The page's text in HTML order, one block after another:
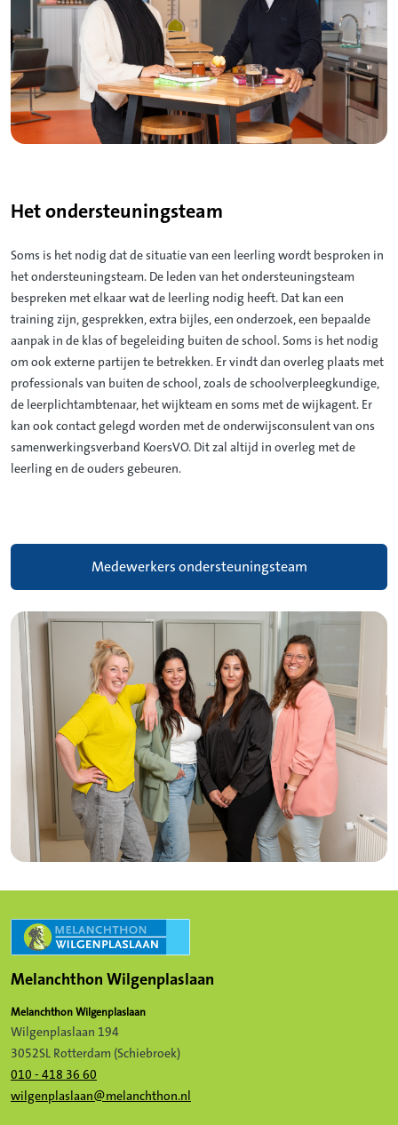
Het ondersteuningsteam
Soms is het nodig dat de situatie van een leerling wordt besproken in
het ondersteuningsteam. De leden van het ondersteuningsteam
bespreken met elkaar wat de leerling nodig heeft. Dat kan een
training zijn, gesprekken, extra bijles, een onderzoek, een bepaalde
aanpak in de klas of begeleiding buiten de school. Soms is het nodig
om ook externe partijen te betrekken. Er vindt dan overleg plaats met
professionals van buiten de school, zoals de schoolverpleegkundige,
de leerplichtambtenaar, het wijkteam en soms met de wijkagent. Er
kan ook contact gelegd worden met de onderwijsconsulent van ons
samenwerkingsverband KoersVO. Dit zal altijd in overleg met de
leerling en de ouders gebeuren.
Medewerkers ondersteuningsteam
Melanchthon Wilgenplaslaan
Melanchthon Wilgenplaslaan
Wilgenplaslaan 194
3052SL Rotterdam (Schiebroek)
010 - 418 36 60
wilgenplaslaan@melanchthon.nl